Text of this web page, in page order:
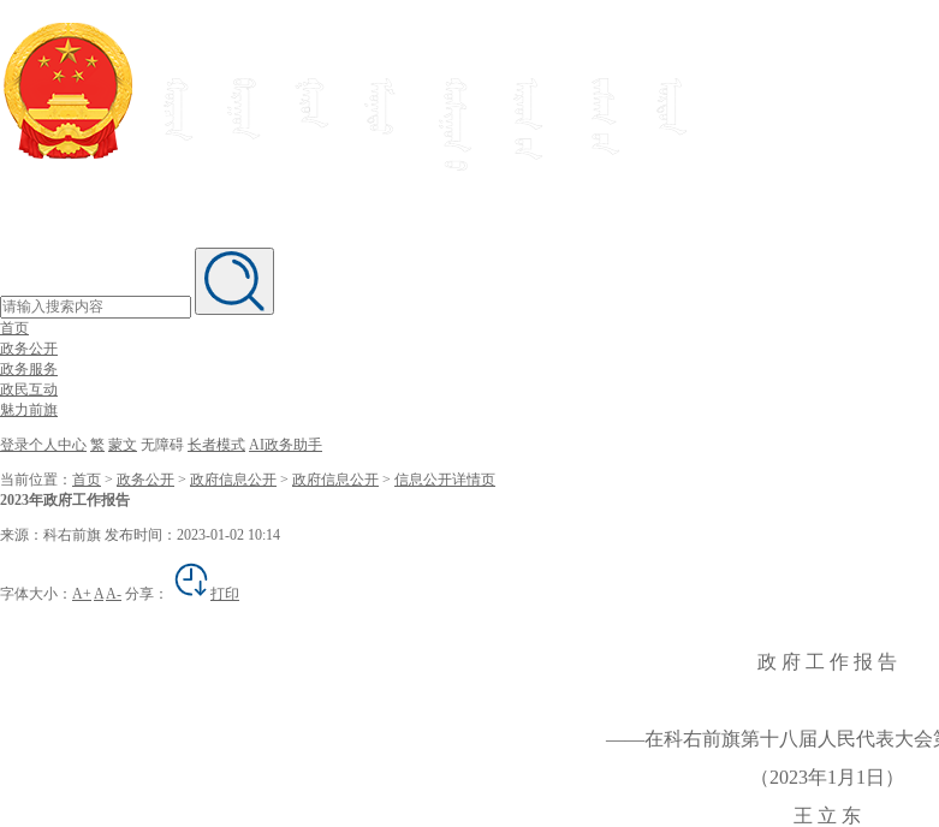
首页
政务公开
政务服务
政民互动
魅力前旗
登录个人中心 繁 蒙文 无障碍 长者模式 AI政务助手
当前位置： 首页 > 政务公开 > 政府信息公开 > 政府信息公开 > 信息公开详情页
2023年政府工作报告
来源：科右前旗 发布时间：2023-01-02 10:14
字体大小： A+ AA- 分享： 打印
政 府 工 作 报 告
——在科右前旗第十八届人民代表大会
（2023年1月1日）
王 立 东